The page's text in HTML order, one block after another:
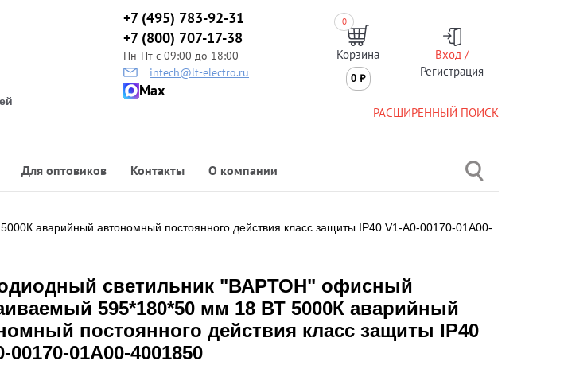
+7 (495) 783-92-31
+7 (800) 707-17-38
Пн-Пт с 09:00 до 18:00
intech@lt-electro.ru
Max
0
Корзина
0 ₽
Вход /
Регистрация
РАСШИРЕННЫЙ ПОИСК
Для оптовиков Контакты О компании
аварийный автономный постоянного действия класс защиты IP40 V1-A0-00170-01A00-
светильник "ВАРТОН" офисный
595*180*50 мм 18 ВТ 5000К аварийный
постоянного действия класс защиты IP40
00170-01A00-4001850